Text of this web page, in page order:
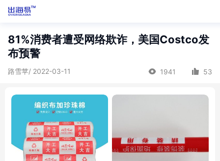
81%消费者遭受网络欺诈，美国Costco发
布预警
路雪苹/ 2022-03-11 1941 53